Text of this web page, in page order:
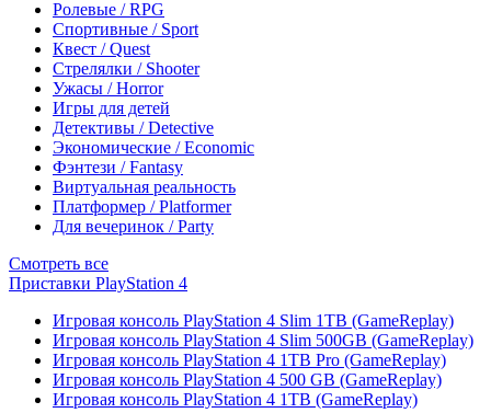
Ролевые / RPG
Спортивные / Sport
Квест / Quest
Стрелялки / Shooter
Ужасы / Horror
Игры для детей
Детективы / Detective
Экономические / Economic
Фэнтези / Fantasy
Виртуальная реальность
Платформер / Platformer
Для вечеринок / Party
Смотреть все
Приставки PlayStation 4
Игровая консоль PlayStation 4 Slim 1TB (GameReplay)
Игровая консоль PlayStation 4 Slim 500GB (GameReplay)
Игровая консоль PlayStation 4 1TB Pro (GameReplay)
Игровая консоль PlayStation 4 500 GB (GameReplay)
Игровая консоль PlayStation 4 1TB (GameReplay)